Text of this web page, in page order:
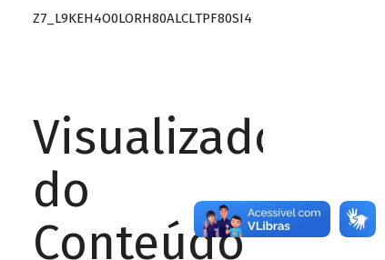
Z7_L9KEH4O0LORH80ALCLTPF80SI4
Visualizador
do
Conteúdo